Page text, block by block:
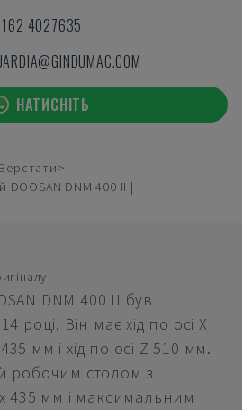
4027635
НАТИСНІТЬ
Верстати
DNM 400 II |
DNM 400 II був
році. Він має хід по осі X
мм і хід по осі Z 510 мм.
робочим столом з
435 мм і максимальним